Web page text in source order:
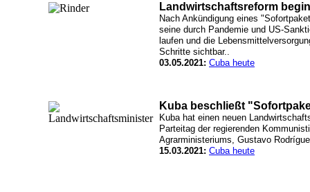
Landwirtschaftsreform
Nach Ankündigung eines
seine durch Pandemie und US-
laufen und die
Schritte sichtbar..
03.05.2021: Cuba heute
Kuba beschließt
Kuba hat einen neuen
Parteitag der regierenden
Agrarministeriums, Gustavo
15.03.2021: Cuba heute